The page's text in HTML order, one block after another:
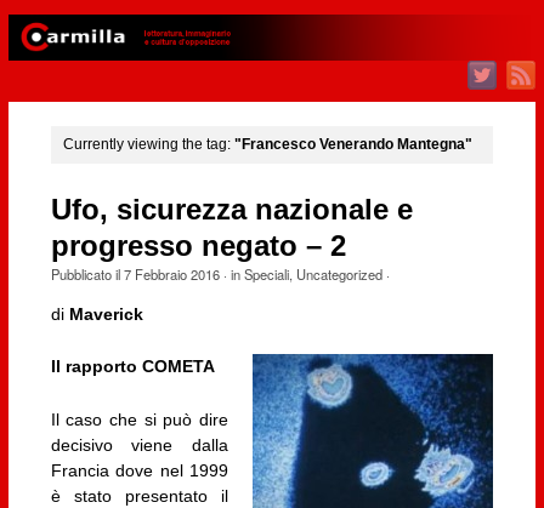
Currently viewing the tag: "Francesco Venerando Mantegna"
Ufo, sicurezza nazionale e
progresso negato – 2
Pubblicato il7 Febbraio 2016· inSpeciali, Uncategorized·
di Maverick
Il rapporto COMETA
Il caso che si può dire
decisivo viene dalla
Francia dove nel 1999
è stato presentato il